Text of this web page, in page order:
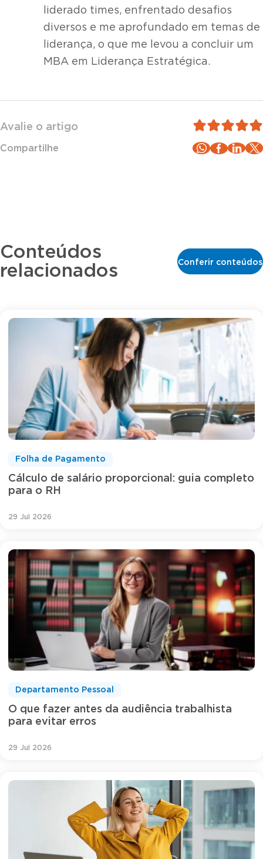
liderado times, enfrentado desafios
diversos e me aprofundado em temas de
liderança, o que me levou a concluir um
MBA em Liderança Estratégica.
Avalie o artigo
Compartilhe
Conteúdos
relacionados
Conferir conteúdos
Cálculo de salário proporcional: guia completo
para o RH
Folha de Pagamento
29 Jul 2026
O que fazer antes da audiência trabalhista
para evitar erros
Departamento Pessoal
29 Jul 2026